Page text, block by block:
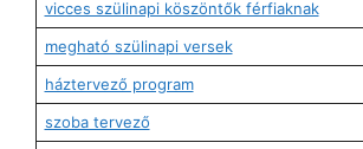
vicces szülinapi köszöntők férfiaknak
megható szülinapi versek
háztervező program
szoba tervező